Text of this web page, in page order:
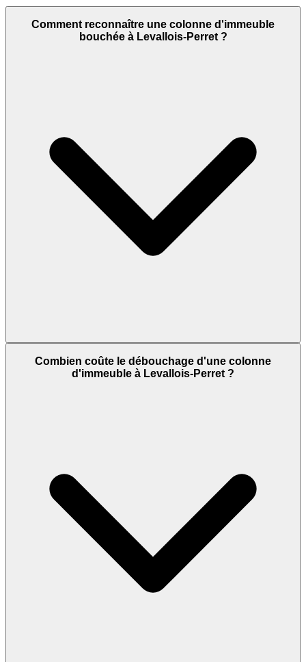
Comment reconnaître une colonne d'immeuble
bouchée à Levallois-Perret ?
Combien coûte le débouchage d'une colonne
d'immeuble à Levallois-Perret ?